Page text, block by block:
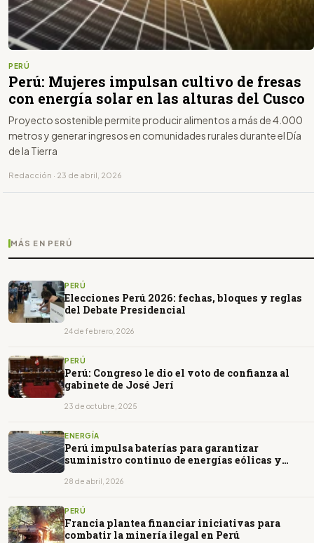
PERÚ
Perú: Mujeres impulsan cultivo de fresas
con energía solar en las alturas del Cusco
Proyecto sostenible permite producir alimentos a más de 4.000
metros y generar ingresos en comunidades rurales durante el Día
de la Tierra
Redacción · 23 de abril, 2026
MÁS EN PERÚ
PERÚ
Elecciones Perú 2026: fechas, bloques y reglas
del Debate Presidencial
24 de febrero, 2026
PERÚ
Perú: Congreso le dio el voto de confianza al
gabinete de José Jerí
23 de octubre, 2025
ENERGÍA
Perú impulsa baterías para garantizar
suministro continuo de energías eólicas y
28 de abril, 2026
PERÚ
Francia plantea financiar iniciativas para
combatir la minería ilegal en Perú